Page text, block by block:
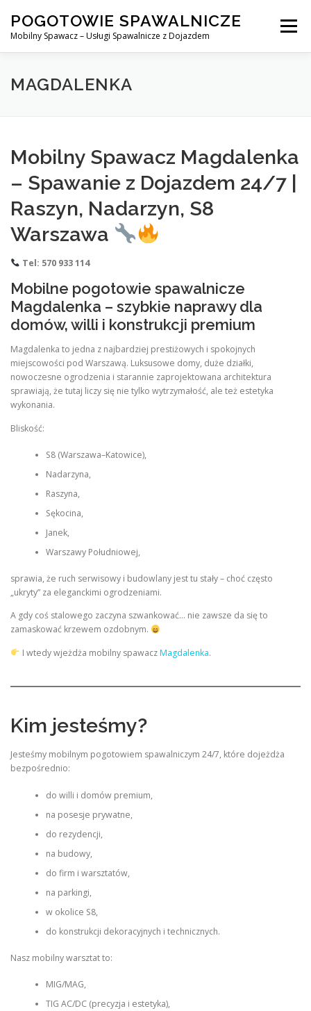
content
POGOTOWIE SPAWALNICZE
Mobilny Spawacz – Usługi Spawalnicze z Dojazdem
Menu
MOBILNY SPAWACZ
KONTAKT
MAGDALENKA
Mobilny Spawacz Magdalenka
– Spawanie z Dojazdem 24/7 |
Raszyn, Nadarzyn, S8
Warszawa
Tel: 570 933 114
Mobilne pogotowie spawalnicze
Magdalenka – szybkie naprawy dla
domów, willi i konstrukcji premium
Magdalenka to jedna z najbardziej prestiżowych i spokojnych
miejscowości pod Warszawą. Luksusowe domy, duże działki,
nowoczesne ogrodzenia i starannie zaprojektowana architektura
sprawiają, że tutaj liczy się nie tylko wytrzymałość, ale też estetyka
wykonania.
Bliskość:
S8 (Warszawa–Katowice),
Nadarzyna,
Raszyna,
Sękocina,
Janek,
Warszawy Południowej,
sprawia, że ruch serwisowy i budowlany jest tu stały – choć często
„ukryty” za eleganckimi ogrodzeniami.
A gdy coś stalowego zaczyna szwankować… nie zawsze da się to
zamaskować krzewem ozdobnym.
I wtedy wjeżdża mobilny spawaczMagdalenka.
Kim jesteśmy?
Jesteśmy mobilnym pogotowiem spawalniczym 24/7, które dojeżdża
bezpośrednio:
do willi i domów premium,
na posesje prywatne,
do rezydencji,
na budowy,
do firm i warsztatów,
na parkingi,
w okolice S8,
do konstrukcji dekoracyjnych i technicznych.
Nasz mobilny warsztat to:
MIG/MAG,
TIG AC/DC (precyzja i estetyka),